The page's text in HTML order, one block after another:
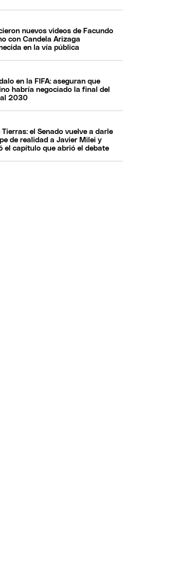
nuevos videos de Facundo
con Candela Arizaga
en la vía pública
en la FIFA: aseguran que
habría negociado la final del
2030
Tierras: el Senado vuelve a darle
de realidad a Javier Milei y
el capítulo que abrió el debate